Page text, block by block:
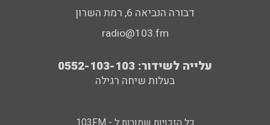
דבורה הנביאה 6, רמת השרון
radio@103.fm
עלייה לשידור: 0552-103-103
בעלות שיחה רגילה